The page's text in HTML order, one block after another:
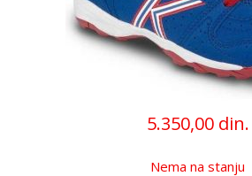
5.350,00 din.
Nema na stanju